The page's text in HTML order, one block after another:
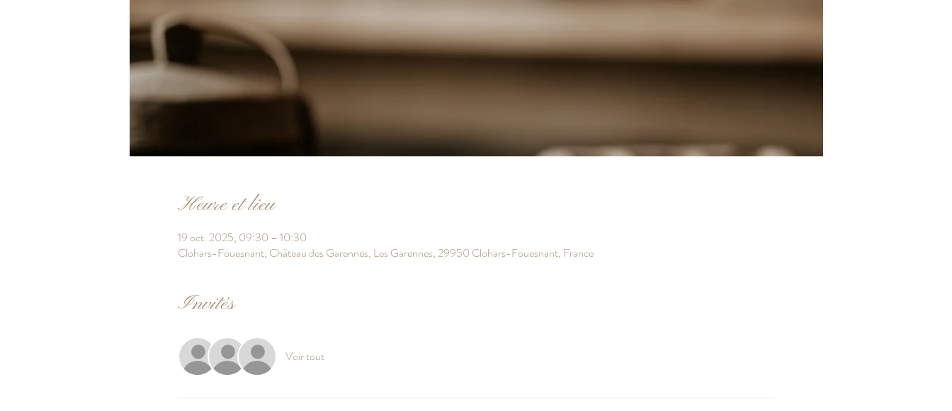
Heure et lieu
19 oct. 2025, 09:30 – 10:30
Clohars-Fouesnant, Château des Garennes, Les Garennes, 29950 Clohars-Fouesnant, France
Invités
Voir tout